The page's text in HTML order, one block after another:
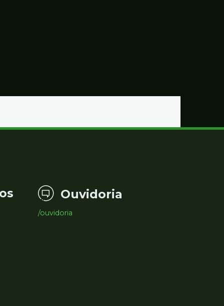
Ouvidoria
/ouvidoria